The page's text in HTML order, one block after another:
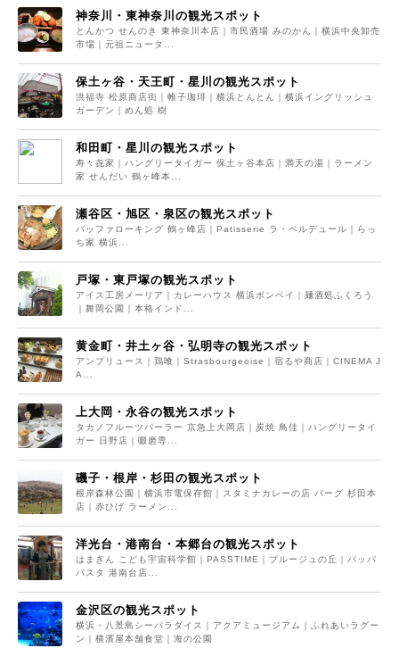
神奈川・東神奈川の観光スポット
とんかつ せんのき 東神奈川本店｜市民酒場 みのかん｜横浜中央卸売
市場｜元祖ニュータ...
保土ヶ谷・天王町・星川の観光スポット
洪福寺 松原商店街｜帷子珈琲｜横浜とんとん｜横浜イングリッシュ
ガーデン｜めん処 樹
和田町・星川の観光スポット
寿々㐂家｜ハングリータイガー 保土ヶ谷本店｜満天の湯｜ラーメン
家 せんだい 鶴ヶ峰本...
瀬谷区・旭区・泉区の観光スポット
バッファローキング 鶴ヶ峰店｜Patisserie ラ・ベルデュール｜らっ
ち家 横浜...
戸塚・東戸塚の観光スポット
アイス工房メーリア｜カレーハウス 横浜ボンベイ｜麺酒処ふくろう
｜舞岡公園｜本格インド...
黄金町・井土ヶ谷・弘明寺の観光スポット
アンプリュース｜鶏喰｜Strasbourgeoise｜宿るや商店｜CINEMA J
A...
上大岡・永谷の観光スポット
タカノフルーツパーラー 京急上大岡店｜炭焼 鳥佳｜ハングリータイ
ガー 日野店｜啜磨専...
磯子・根岸・杉田の観光スポット
根岸森林公園｜横浜市電保存館｜スタミナカレーの店 バーグ 杉田本
店｜赤ひげ ラーメン...
洋光台・港南台・本郷台の観光スポット
はまぎん こども宇宙科学館｜PASSTIME｜ブルージュの丘｜パッパ
パスタ 港南台店...
金沢区の観光スポット
横浜・八景島シーパラダイス｜アクアミュージアム｜ふれあいラグー
ン｜横濱屋本舗食堂｜海の公園